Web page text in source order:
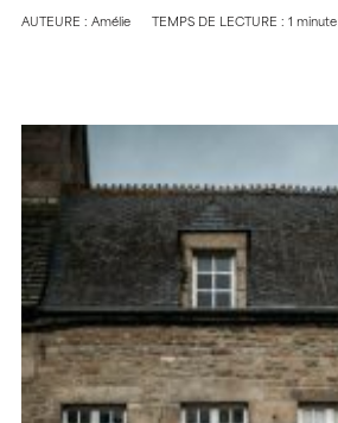
AUTEURE : Amélie TEMPS DE LECTURE : 1 minute